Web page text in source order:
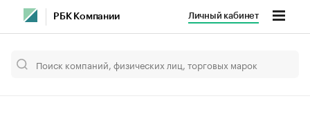
РБК Компании Личный кабинет